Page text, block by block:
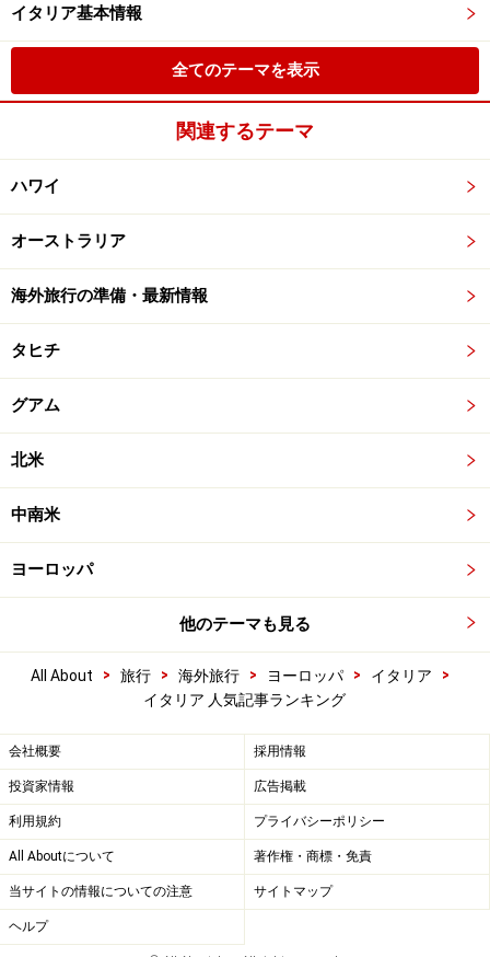
イタリア基本情報
全てのテーマを表示
関連するテーマ
ハワイ
オーストラリア
海外旅行の準備・最新情報
タヒチ
グアム
北米
中南米
ヨーロッパ
他のテーマも見る
All About > 旅行 > 海外旅行 > ヨーロッパ > イタリア
>
イタリア 人気記事ランキング
会社概要 採用情報
投資家情報 広告掲載
利用規約 プライバシーポリシー
All Aboutについて 著作権・商標・免責
当サイトの情報についての注意 サイトマップ
ヘルプ